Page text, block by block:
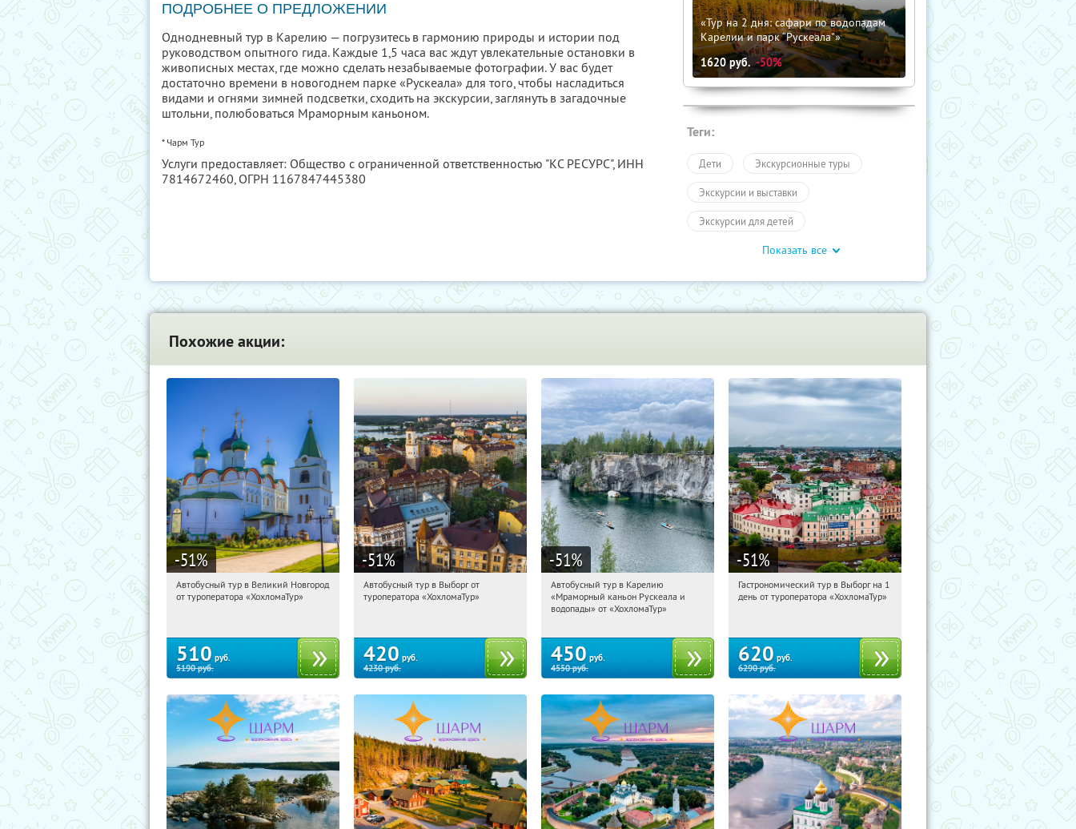
ПОДРОБНЕЕ О ПРЕДЛОЖЕНИИ
Однодневный тур в Карелию — погрузитесь в гармонию природы и истории под
руководством опытного гида. Каждые 1,5 часа вас ждут увлекательные остановки в
живописных местах, где можно сделать незабываемые фотографии. У вас будет
достаточно времени в новогоднем парке «Рускеала» для того, чтобы насладиться
видами и огнями зимней подсветки, сходить на экскурсии, заглянуть в загадочные
штольни, полюбоваться Мраморным каньоном.
* Чарм Тур
Услуги предоставляет: Общество с ограниченной ответственностью "КС РЕСУРС", ИНН
7814672460, ОГРН 1167847445380
«Тур на 2 дня: сафари по водопадам
Карелии и парк “Рускеала"»
1620руб. -50%
Теги:
Дети Экскурсионные туры
Экскурсии и выставки
Экскурсии для детей
Автобусные экскурсии
Пешие экскурсии Карелия
Экскурсии Туры Развлечения
Показать все
Похожие акции:
-51%
10:40:45 Купили:2
Автобусный тур в Великий Новгород
от туроператора «ХохломаТур»
510 руб.
5190руб.
-51%
10:40:45 Купили:
Автобусный тур в Выборг от
туроператора «ХохломаТур»
420 руб.
4230руб.
-51%
10:40:45 Купили:
Сенная площадь
Автобусный тур в Карелию
«Мраморный каньон Рускеала и
водопады» от «ХохломаТур»
450 руб.
4550руб.
-51%
10:40:45 Купили:5
Гастрономический тур в Выборг на 1
день от туроператора «ХохломаТур»
620 руб.
6290руб.